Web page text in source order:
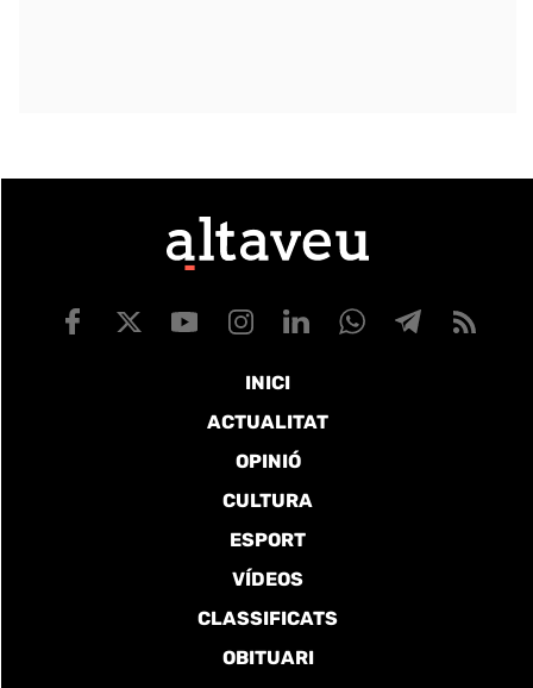
INICI
ACTUALITAT
OPINIÓ
CULTURA
ESPORT
VÍDEOS
CLASSIFICATS
OBITUARI